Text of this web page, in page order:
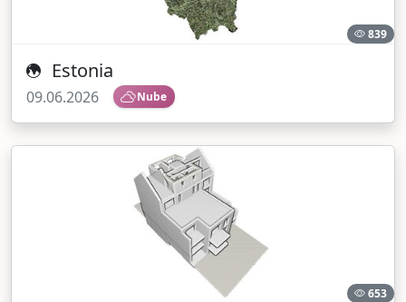
839
Estonia
09.06.2026 Nube
653